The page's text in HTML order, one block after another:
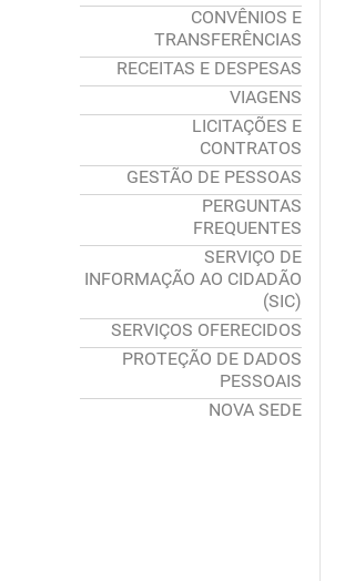
CONVÊNIOS E
TRANSFERÊNCIAS
RECEITAS E DESPESAS
VIAGENS
LICITAÇÕES E
CONTRATOS
GESTÃO DE PESSOAS
PERGUNTAS
FREQUENTES
SERVIÇO DE
INFORMAÇÃO AO CIDADÃO
(SIC)
SERVIÇOS OFERECIDOS
PROTEÇÃO DE DADOS
PESSOAIS
NOVA SEDE